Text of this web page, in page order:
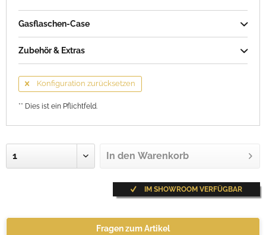
Gasflaschen-Case
Zubehör & Extras
Konfiguration zurücksetzen
** Dies ist ein Pflichtfeld.
In den Warenkorb
IM SHOWROOM VERFÜGBAR
Fragen zum Artikel